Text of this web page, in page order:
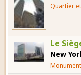
Quartier
Le
New
Monument